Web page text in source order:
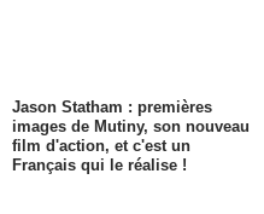
Jason Statham : premières
images de Mutiny, son nouveau
film d'action, et c'est un
Français qui le réalise !